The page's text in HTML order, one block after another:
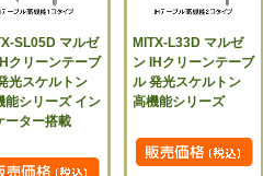
SL05D マルゼ
クリーンテーブ
光スケルトン
能シリーズ イン
ーター搭載
MITX-L33D マルゼ
ン IHクリーンテーブ
ル 発光スケルトン
高機能シリーズ